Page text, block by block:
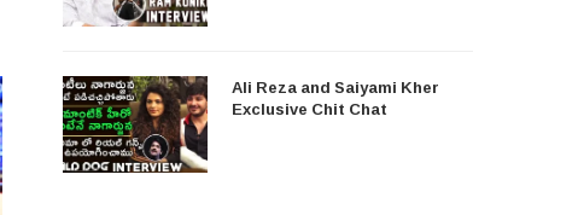
Ali Reza and Saiyami Kher
Exclusive Chit Chat